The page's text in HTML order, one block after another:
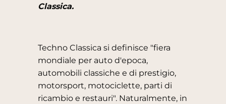
Classica.
Techno Classica si definisce "fiera
mondiale per auto d'epoca,
automobili classiche e di prestigio,
motorsport, motociclette, parti di
ricambio e restauri". Naturalmente, in